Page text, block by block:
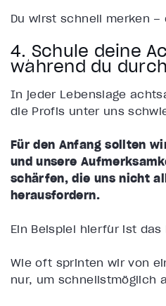
Du wirst schnell merken
4. Schule deine
während du
In jeder Lebenslage
die Profis unter uns
Für den Anfang sollten
und unsere
schärfen, die uns nicht
herausfordern.
Ein Beispiel hierfür ist das
Wie oft sprinten wir von
nur, um schnellstmöglich